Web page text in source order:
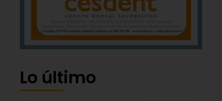
Lo último